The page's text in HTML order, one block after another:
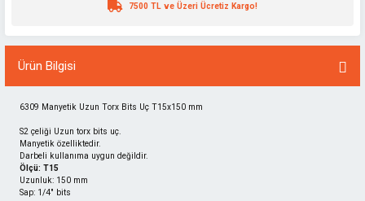
7500 TL ve Üzeri Ücretiz Kargo!
Ürün Bilgisi
6309 Manyetik Uzun Torx Bits Uç T15x150 mm
S2 çeliği Uzun torx bits uç.
Manyetik özelliktedir.
Darbeli kullanıma uygun değildir.
Ölçü: T15
Uzunluk: 150 mm
Sap: 1/4" bits